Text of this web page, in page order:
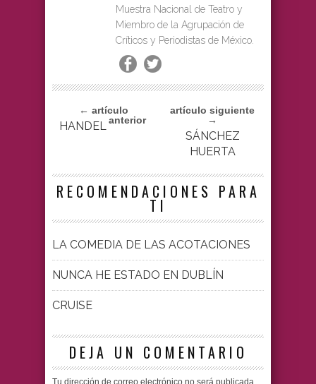
Muestra Nacional de Teatro y
Miembro de la Agrupación de
Críticos y Periodistas de México.
← artículo
anterior
HANDEL
artículo siguiente
→
SÁNCHEZ
HUERTA
RECOMENDACIONES PARA
TI
LA COMEDIA DE LAS ACOTACIONES
NUNCA HE ESTADO EN DUBLÍN
CRUISE
DEJA UN COMENTARIO
Tu dirección de correo electrónico no será publicada.